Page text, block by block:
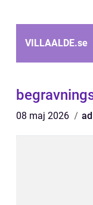
VILLAALDE.se
08 maj 2026